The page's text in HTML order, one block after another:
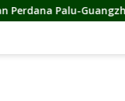
Dorong Investasi